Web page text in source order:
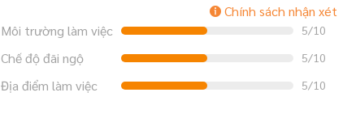
Chính sách nhận xét
Môi trường làm việc
5/10
Chế độ đãi ngộ 5/10
Địa điểm làm việc 5/10